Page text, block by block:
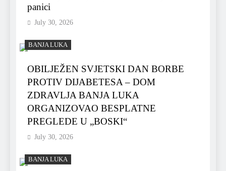
panici
July 30, 2026
BANJA LUKA
OBILJEŽEN SVJETSKI DAN BORBE
PROTIV DIJABETESA – DOM
ZDRAVLJA BANJA LUKA
ORGANIZOVAO BESPLATNE
PREGLEDE U „BOSKI“
July 30, 2026
BANJA LUKA